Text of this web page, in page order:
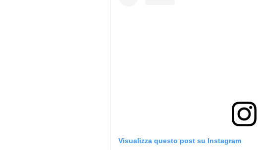
Visualizza questo post su Instagram